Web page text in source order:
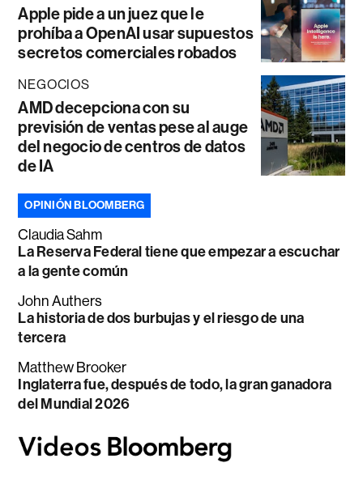
Apple pide a un juez que le
prohíba a OpenAI usar supuestos
secretos comerciales robados
NEGOCIOS
AMD decepciona con su
previsión de ventas pese al auge
del negocio de centros de datos
de IA
OPINIÓN BLOOMBERG
Claudia Sahm
La Reserva Federal tiene que empezar a escuchar
a la gente común
John Authers
La historia de dos burbujas y el riesgo de una
tercera
Matthew Brooker
Inglaterra fue, después de todo, la gran ganadora
del Mundial 2026